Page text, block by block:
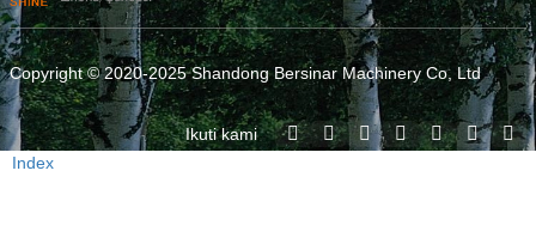
Copyright © 2020-2025 Shandong Bersinar Machinery Co, Ltd
Ikuti kami
Index